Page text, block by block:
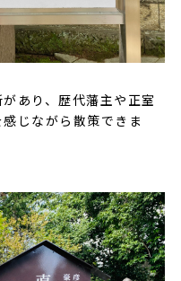
あり、歴代藩主や正室
じながら散策できま